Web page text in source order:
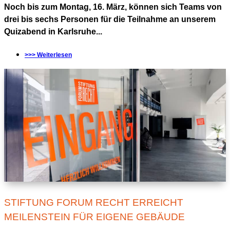
Noch bis zum Montag, 16. März, können sich Teams von
drei bis sechs Personen für die Teilnahme an unserem
Quizabend in Karlsruhe...
>>> Weiterlesen
STIFTUNG FORUM RECHT ERREICHT
MEILENSTEIN FÜR EIGENE GEBÄUDE